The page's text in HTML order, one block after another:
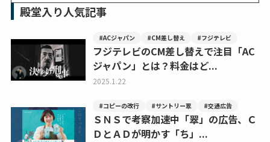
殿堂入り人気記事
#ACジャパン #CM差し替え #フジテレビ
フジテレビのCM差し替えで注目「AC
ジャパン」とは？料金はど...
2025.1.22
#コピーの改行 #サントリー翠 #交通広告
ＳＮＳで考察加速中「翠」の広告、Ｃ
ＤとＡＤが明かす「ち」...